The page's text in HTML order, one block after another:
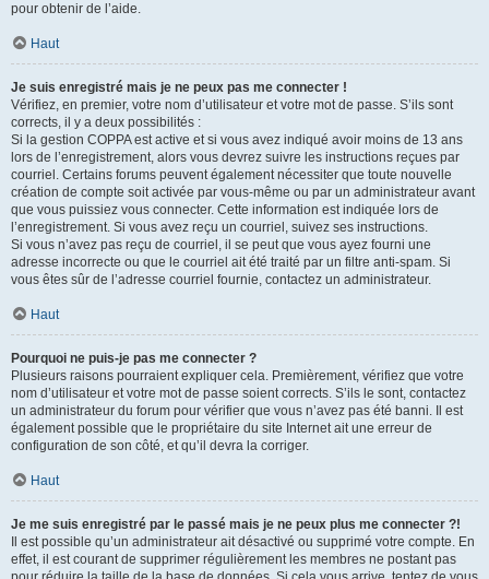
pour obtenir de l’aide.
Haut
Je suis enregistré mais je ne peux pas me connecter !
Vérifiez, en premier, votre nom d’utilisateur et votre mot de passe. S’ils sont
corrects, il y a deux possibilités :
Si la gestion COPPA est active et si vous avez indiqué avoir moins de 13 ans
lors de l’enregistrement, alors vous devrez suivre les instructions reçues par
courriel. Certains forums peuvent également nécessiter que toute nouvelle
création de compte soit activée par vous-même ou par un administrateur avant
que vous puissiez vous connecter. Cette information est indiquée lors de
l’enregistrement. Si vous avez reçu un courriel, suivez ses instructions.
Si vous n’avez pas reçu de courriel, il se peut que vous ayez fourni une
adresse incorrecte ou que le courriel ait été traité par un filtre anti-spam. Si
vous êtes sûr de l’adresse courriel fournie, contactez un administrateur.
Haut
Pourquoi ne puis-je pas me connecter ?
Plusieurs raisons pourraient expliquer cela. Premièrement, vérifiez que votre
nom d’utilisateur et votre mot de passe soient corrects. S’ils le sont, contactez
un administrateur du forum pour vérifier que vous n’avez pas été banni. Il est
également possible que le propriétaire du site Internet ait une erreur de
configuration de son côté, et qu’il devra la corriger.
Haut
Je me suis enregistré par le passé mais je ne peux plus me connecter ?!
Il est possible qu’un administrateur ait désactivé ou supprimé votre compte. En
effet, il est courant de supprimer régulièrement les membres ne postant pas